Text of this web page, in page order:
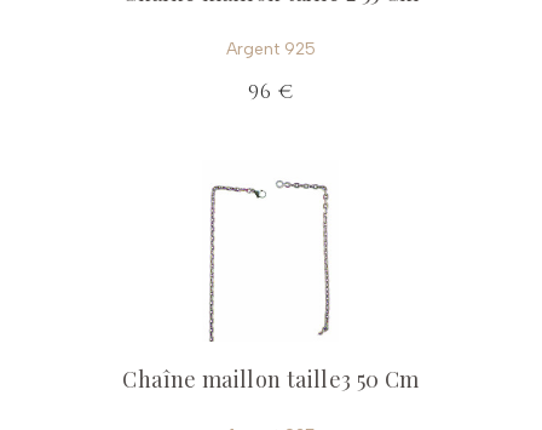
Argent 925
96 €
Chaîne maillon taille3 50 Cm